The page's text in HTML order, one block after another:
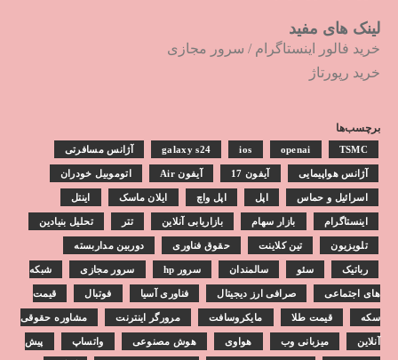
لینک های مفید
خرید فالور اینستاگرام / سرور مجازی
خرید رپورتاژ
برچسب‌ها
galaxy s24 ios openai TSMC آژانس مسافرتی
آژانس هواپیمایی آیفون 17 آیفون Air اتوموبیل خودران
اسرائیل و حماس اپل اپل واچ ایلان ماسک اینتل
اینستاگرام بازار سهام بازاریابی آنلاین تتر تحلیل بنیادین
تلویزیون تین کلاینت حقوق فناوری دوربین مداربسته
رباتیک سئو سالمندان سرور hp سرور مجازی شبکه
های اجتماعی صرافی ارز دیجیتال فناوری آسیا فوتبال قیمت
سکه قیمت طلا مایکروسافت مرورگر اینترنت مشاوره حقوقی
آنلاین میزبانی وب هواوی هوش مصنوعی واتساپ پیش